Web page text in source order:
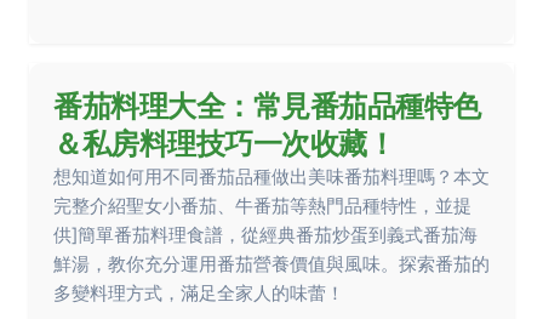
番茄料理大全：常見番茄品種特色
＆私房料理技巧一次收藏！
想知道如何用不同番茄品種做出美味番茄料理嗎？本文
完整介紹聖女小番茄、牛番茄等熱門品種特性，並提
供]簡單番茄料理食譜，從經典番茄炒蛋到義式番茄海
鮮湯，教你充分運用番茄營養價值與風味。探索番茄的
多變料理方式，滿足全家人的味蕾！